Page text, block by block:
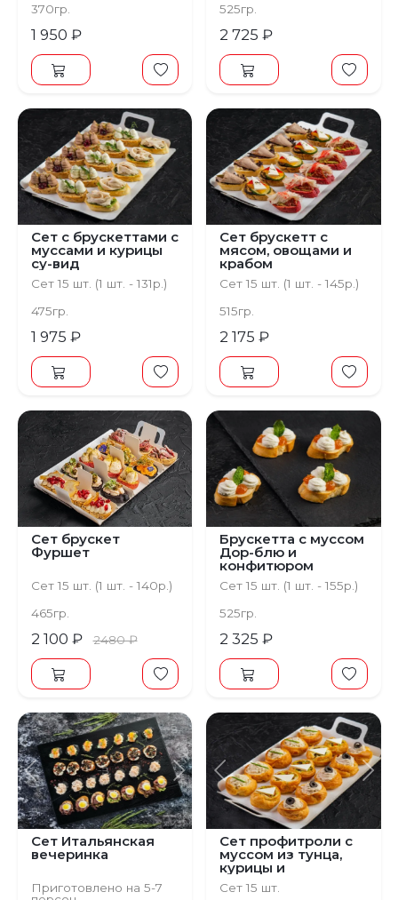
370гр.
1 950 ₽
525гр.
2 725 ₽
Сет с брускеттами с
муссами и курицы
су-вид
Сет 15 шт. (1 шт. - 131р.)
475гр.
1 975 ₽
Сет брускетт с
мясом, овощами и
крабом
Сет 15 шт. (1 шт. - 145р.)
515гр.
2 175 ₽
Сет брускет
Фуршет
Сет 15 шт. (1 шт. - 140р.)
465гр.
2 100 ₽ 2480 ₽
Брускетта с муссом
Дор-блю и
конфитюром
Сет 15 шт. (1 шт. - 155р.)
525гр.
2 325 ₽
Предыдущий Следующий
Сет Итальянская
вечеринка
Приготовлено на 5-7
Предыдущий
Сет профитроли с
муссом из тунца,
курицы и
запеченных
овощей с брынзой
Сет 15 шт.